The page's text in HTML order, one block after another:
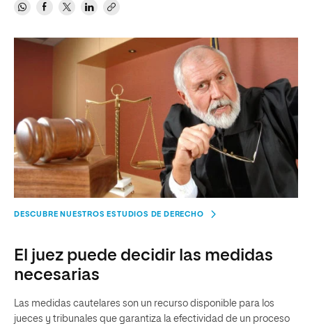
DESCUBRE NUESTROS ESTUDIOS DE DERECHO
El juez puede decidir las medidas
necesarias
Las medidas cautelares son un recurso disponible para los
jueces y tribunales que garantiza la efectividad de un proceso